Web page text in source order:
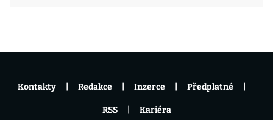
Kontakty Redakce Inzerce Předplatné
RSS Kariéra